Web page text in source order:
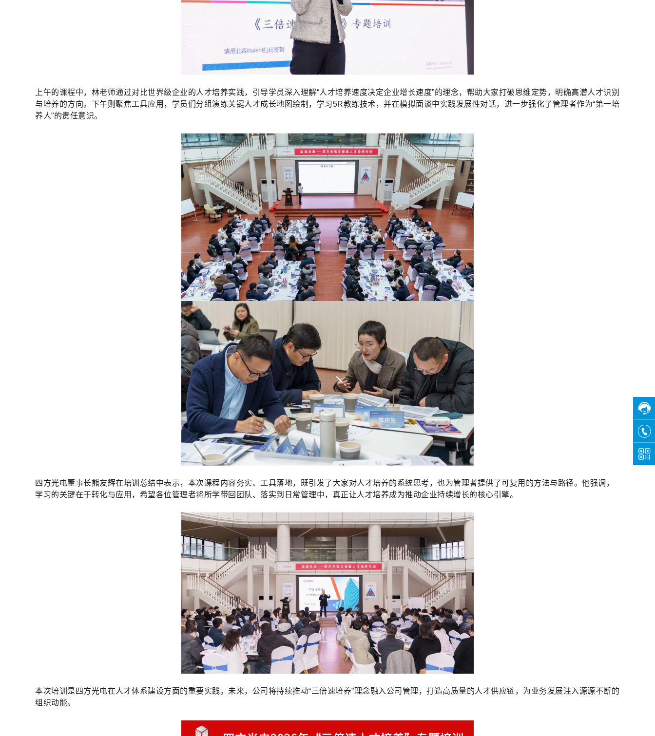
上午的课程中，林老师通过对比世界级企业的人才培养实践，引导学员深入理解“人才培养速度决定企业增长速度”的理念，帮助大家打破思维定势，明确高潜人才识别
与培养的方向。下午则聚焦工具应用，学员们分组演练关键人才成长地图绘制，学习5R教练技术，并在模拟面谈中实践发展性对话，进一步强化了管理者作为“第一培
养人”的责任意识。
四方光电董事长熊友辉在培训总结中表示，本次课程内容务实、工具落地，既引发了大家对人才培养的系统思考，也为管理者提供了可复用的方法与路径。他强调，
学习的关键在于转化与应用，希望各位管理者将所学带回团队、落实到日常管理中，真正让人才培养成为推动企业持续增长的核心引擎。
本次培训是四方光电在人才体系建设方面的重要实践。未来，公司将持续推动“三倍速培养”理念融入公司管理，打造高质量的人才供应链，为业务发展注入源源不断的
组织动能。
在线
客服
咨询
热线